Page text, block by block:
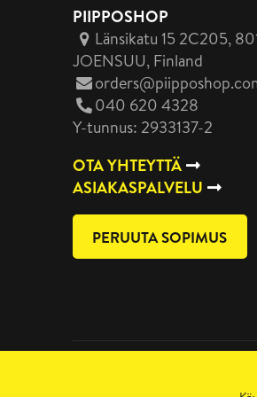
PIIPPOSHOP
Länsikatu 15 2C205,
JOENSUU, Finland
040 620 4328
Y-tunnus: 2933137-2
OTA YHTEYTTÄ
ASIAKASPALVELU
PERUUTA SOPIMUS
Copyright 2026 Manilla Oy